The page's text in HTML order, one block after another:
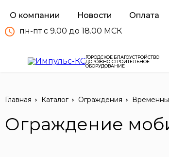
О компании Новости Оплата
пн-пт с 9.00 до 18.00 МСК
ГОРОДСКОЕ БЛАГОУСТРОЙСТВО
ДОРОЖНО-СТРОИТЕЛЬНОЕ
ОБОРУДОВАНИЕ
Главная Каталог Ограждения
Ограждение